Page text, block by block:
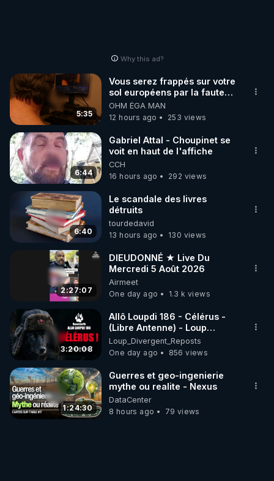
Why this ad?
5:35
Vous serez frappés sur votre
sol européens par la faute
des dirigeants qui s'en
mettent dans le nez
OHM ÉGA MAN
12 hours ago
253 views
6:44
Gabriel Attal - Choupinet se
voit en haut de l'affiche
CCH
16 hours ago
292 views
6:40
Le scandale des livres
détruits
tourdedavid
13 hours ago
130 views
2:27:07
DIEUDONNÉ ★ Live Du
Mercredi 5 Août 2026
Airmeet
One day ago
1.3 k views
3:20:08
Allô Loupdi 186 - Célérus -
(Libre Antenne) - Loup
Divergent 2026.08.06
Loup_Divergent_Reposts
One day ago
856 views
1:24:30
Guerres et geo-ingenierie
mythe ou realite - Nexus
DataCenter
8 hours ago
79 views